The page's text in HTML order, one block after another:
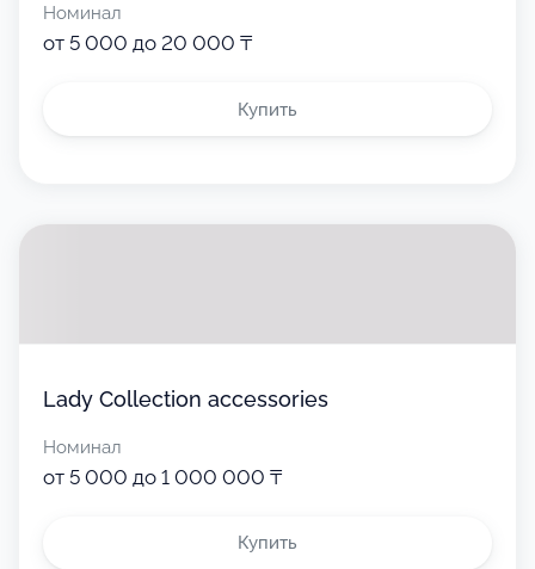
Номинал
от 5 000 до 20 000 ₸
Купить
Lady Collection accessories
Номинал
от 5 000 до 1 000 000 ₸
Купить